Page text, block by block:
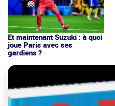
Et maintenant Suzuki : à quoi
joue Paris avec ses
gardiens ?